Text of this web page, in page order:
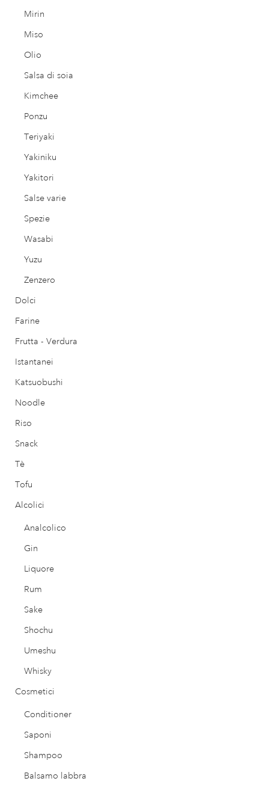
Mirin
Miso
Olio
Salsa di soia
Kimchee
Ponzu
Teriyaki
Yakiniku
Yakitori
Salse varie
Spezie
Wasabi
Yuzu
Zenzero
Dolci
Farine
Frutta - Verdura
Istantanei
Katsuobushi
Noodle
Riso
Snack
Tè
Tofu
Alcolici
Analcolico
Gin
Liquore
Rum
Sake
Shochu
Umeshu
Whisky
Cosmetici
Conditioner
Saponi
Shampoo
Balsamo labbra